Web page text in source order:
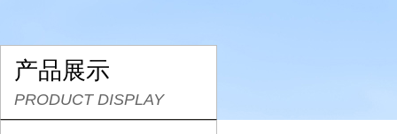
产品展示
PRODUCT DISPLAY